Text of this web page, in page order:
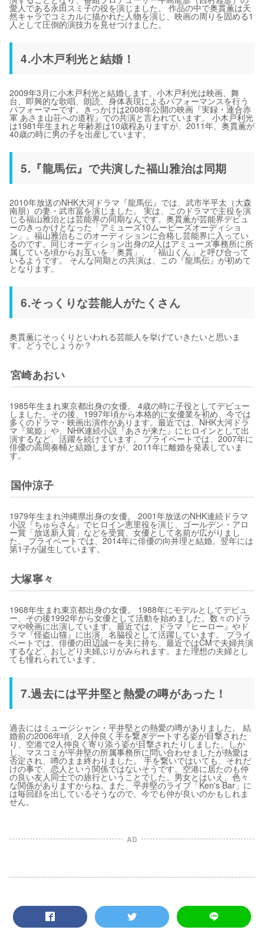
愛人である永田スミ子の役を演じました。 作品の中で奥貫薫は天
然キャラでコミカルに描かれた人物を演じ、映画の周りを固める1
人として圧倒的演技力を見せつけました。
4.小木戸利光と結婚！
2009年3月に小木戸利光と結婚します。小木戸利光は映画、舞
台、即興的な歌唱、朗読、身体表現によるパフォーマンスを行う
パフォーマーです。きっかけは2008年公開の映画『実録・連合赤
軍 あさま山荘への道程』での共演と言われています。 小木戸利光
は1981年生まれと年齢差は10歳程ありますが、2011年、奥貫薫が
40歳の時に男の子を出産しています。
5.『龍馬伝』で共演した福山雅治は同期
2010年放送のNHK大河ドラマ『龍馬伝』では、武市半平太（大森
南朋）の妻・武市冨を演じました。 実は、このドラマで主役を演
じる福山雅治とは芸能界の同期なんです。奥貫薫が芸能界デビュ
ーのきっかけとなった「アミューズ10ムービーズオーディショ
ン」。福山雅治もこのオーディションに合格し芸能界に入ってい
るのです。同じオーディション出身の2人はアミューズ事務所に所
属している頃からお互いを「奥貫」、「福山くん」と呼び合って
いるようです。 そんな同期との共演は、この『龍馬伝』が初めて
となります。
6.そっくりな芸能人がたくさん
奥貫薫にそっくりといわれる芸能人を挙げていきたいと思いま
す。どうでしょうか？
宮崎あおい
1985年生まれ東京都出身の女優。 4歳の時に子役としてデビュー
しました。その後、1997年頃から本格的に女優業を初め、今では
多くのドラマ・映画出演作があります。最近では、NHK大河ドラ
マ『篤姫』や、NHK連続小説『あさが来た』にヒロインとして出
演するなど、活躍を続けています。 プライベートでは、2007年に
俳優の高岡奏輔と結婚しますが、2011年に離婚を発表していま
す。
国仲涼子
1979年生まれ沖縄県出身の女優。 2001年放送のNHK連続ドラマ
小説『ちゅらさん』でヒロイン恵里役を演じ、ゴールデン・アロ
ー賞「放送新人賞」などを受賞、女優として名前が広がりまし
た。 プライベートでは、2014年に俳優の向井理と結婚。翌年には
第1子が誕生しています。
大塚寧々
1968年生まれ東京都出身の女優。 1988年にモデルとしてデビュ
ー、その後1992年から女優として活動を始めました。数々のドラ
マや映画に出演しています。最近では、ドラマ『ヒーロー』やド
ラマ『怪盗山猫』に出演、名脇役として活躍しています。 プライ
ベートでは、俳優の田辺誠一を夫に持ち、最近ではCMで夫婦共演
するなど、おしどり夫婦ぶりがみられます。また理想の夫婦とし
ても憧れられています。
7.過去には平井堅と熱愛の噂があった！
過去にはミュージシャン・平井堅との熱愛の噂がありました。 結
婚前の2006年頃、2人仲良く手を繋ぎデートする姿が目撃された
り、空港で2人仲良く寄り添う姿が目撃されたりしました。しか
し、マスコミが平井堅の所属事務所に問い合わせましたが熱愛は
否定され、噂のまま終わりました。 手を繋いではいても、それだ
けの事で、恋人という関係ではないそうです。空港に居たのも仲
の良い友人同士での旅行ということでした。男女とはいえ、色々
な関係がありますからね。また、平井堅のライブ「Ken's Bar」に
は毎回顔を出しているそうなので、今でも仲が良いのかもしれま
せん。
AD